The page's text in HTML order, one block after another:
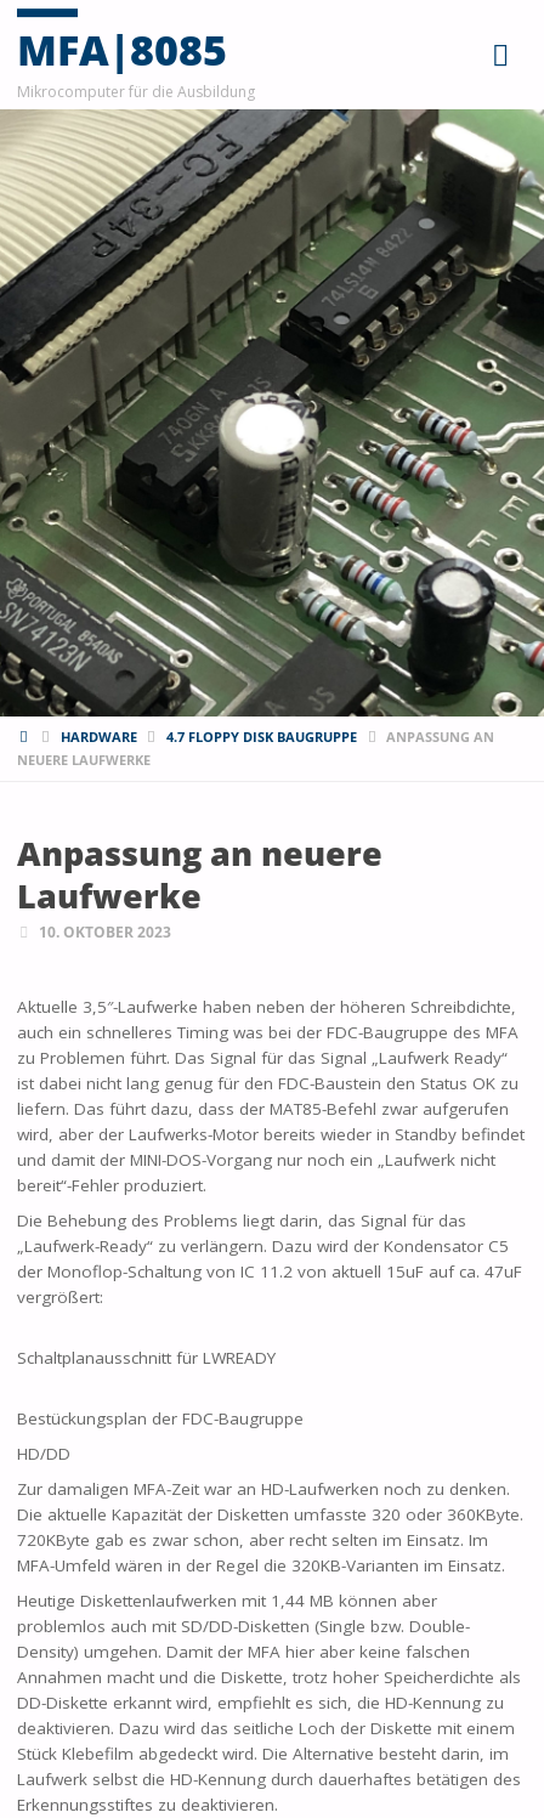
MFA|8085
Mikrocomputer für die Ausbildung
STARTHARDWARE 4.7 FLOPPY DISK BAUGRUPPE
ANPASSUNG AN
NEUERE LAUFWERKE
Anpassung an neuere
Laufwerke
10. OKTOBER 2023
Aktuelle 3,5″-Laufwerke haben neben der höheren Schreibdichte,
auch ein schnelleres Timing was bei der FDC-Baugruppe des MFA
zu Problemen führt. Das Signal für das Signal „Laufwerk Ready“
ist dabei nicht lang genug für den FDC-Baustein den Status OK zu
liefern. Das führt dazu, dass der MAT85-Befehl zwar aufgerufen
wird, aber der Laufwerks-Motor bereits wieder in Standby befindet
und damit der MINI-DOS-Vorgang nur noch ein „Laufwerk nicht
bereit“-Fehler produziert.
Die Behebung des Problems liegt darin, das Signal für das
„Laufwerk-Ready“ zu verlängern. Dazu wird der Kondensator C5
der Monoflop-Schaltung von IC 11.2 von aktuell 15uF auf ca. 47uF
vergrößert:
Schaltplanausschnitt für LWREADY
Bestückungsplan der FDC-Baugruppe
HD/DD
Zur damaligen MFA-Zeit war an HD-Laufwerken noch zu denken.
Die aktuelle Kapazität der Disketten umfasste 320 oder 360KByte.
720KByte gab es zwar schon, aber recht selten im Einsatz. Im
MFA-Umfeld wären in der Regel die 320KB-Varianten im Einsatz.
Heutige Diskettenlaufwerken mit 1,44 MB können aber
problemlos auch mit SD/DD-Disketten (Single bzw. Double-
Density) umgehen. Damit der MFA hier aber keine falschen
Annahmen macht und die Diskette, trotz hoher Speicherdichte als
DD-Diskette erkannt wird, empfiehlt es sich, die HD-Kennung zu
deaktivieren. Dazu wird das seitliche Loch der Diskette mit einem
Stück Klebefilm abgedeckt wird. Die Alternative besteht darin, im
Laufwerk selbst die HD-Kennung durch dauerhaftes betätigen des
Erkennungsstiftes zu deaktivieren.